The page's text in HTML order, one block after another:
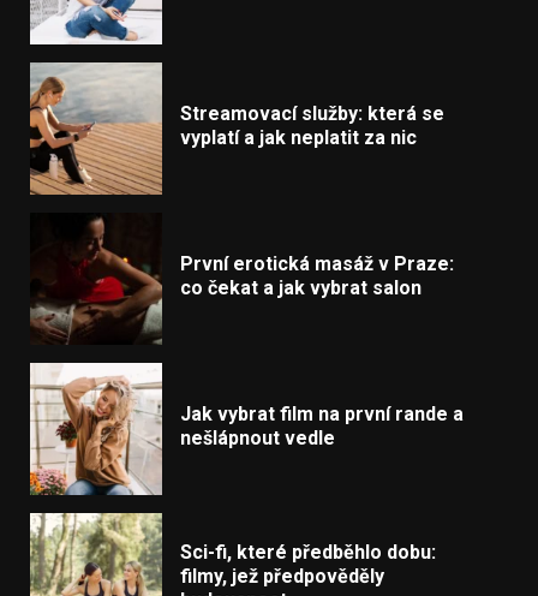
Streamovací služby: která se
vyplatí a jak neplatit za nic
První erotická masáž v Praze:
co čekat a jak vybrat salon
Jak vybrat film na první rande a
nešlápnout vedle
Sci-fi, které předběhlo dobu:
filmy, jež předpověděly